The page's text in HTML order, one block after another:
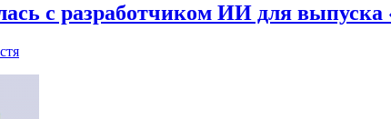
с разработчиком ИИ для